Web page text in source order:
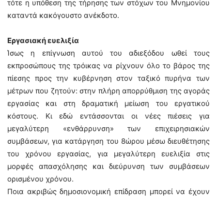
τότε η υπόθεση της τήρησης των στόχων του Μνημονίου
καταντά κακόγουστο ανέκδοτο.
Εργασιακή ευελιξία
Ίσως η επίγνωση αυτού του αδιεξόδου ωθεί τους
εκπροσώπους της τρόικας να ρίχνουν όλο το βάρος της
πίεσης προς την κυβέρνηση στον ταξικό πυρήνα των
μέτρων που ζητούν: στην πλήρη απορρύθμιση της αγοράς
εργασίας και στη δραματική μείωση του εργατικού
κόστους. Κι εδώ εντάσσονται οι νέες πιέσεις για
μεγαλύτερη «ενθάρρυνση» των επιχειρησιακών
συμβάσεων, για κατάργηση του 8ώρου μέσω διευθέτησης
του χρόνου εργασίας, για μεγαλύτερη ευελιξία στις
μορφές απασχόλησης και διεύρυνση των συμβάσεων
ορισμένου χρόνου.
Ποια ακριβώς δημοσιονομική επίδραση μπορεί να έχουν